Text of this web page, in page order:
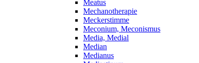
Meatus
Mechanotherapie
Meckerstimme
Meconium, Meconismus
Media, Medial
Median
Medianus